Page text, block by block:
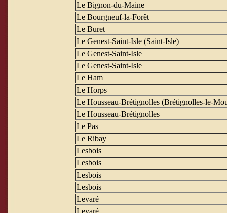
Le Bignon-du-Maine
Le Bourgneuf-la-Forêt
Le Buret
Le Genest-Saint-Isle (Saint-Isle)
Le Genest-Saint-Isle
Le Genest-Saint-Isle
Le Ham
Le Horps
Le Housseau-Brétignolles (Brétignolles-le-
Le Housseau-Brétignolles
Le Pas
Le Ribay
Lesbois
Lesbois
Lesbois
Lesbois
Levaré